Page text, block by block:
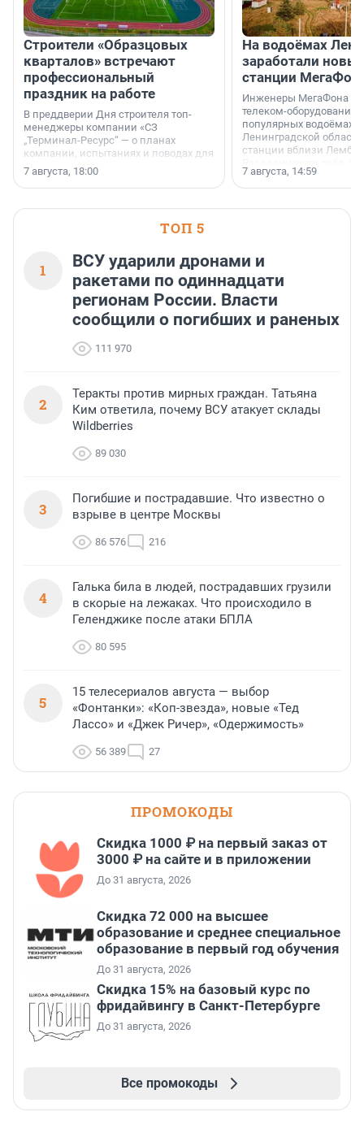
Строители «Образцовых
кварталов» встречают
профессиональный
праздник на работе
В преддверии Дня строителя топ-
менеджеры компании «СЗ
„Терминал-Ресурс“ — о планах
компании, испытаниях и поводах для
осторожного оптимизма.
7 августа, 18:00
На водоёмах
заработали
станции
Инженеры МегаФона
телеком-оборудование
популярных водоёмах
Ленинградской
станции вблизи
недалеко от Большого
водопада.
7 августа, 14:59
ТОП 5
1
ВСУ ударили дронами и
ракетами по одиннадцати
регионам России. Власти
сообщили о погибших и раненых
111 970
2
Теракты против мирных граждан. Татьяна
Ким ответила, почему ВСУ атакует склады
Wildberries
89 030
3
Погибшие и пострадавшие. Что известно о
взрыве в центре Москвы
86 576 216
4
Галька била в людей, пострадавших грузили
в скорые на лежаках. Что происходило в
Геленджике после атаки БПЛА
80 595
5
15 телесериалов августа — выбор
«Фонтанки»: «Коп-звезда», новые «Тед
Лассо» и «Джек Ричер», «Одержимость»
56 389 27
ПРОМОКОДЫ
Скидка 1000 ₽ на первый заказ от
3000 ₽ на сайте и в приложении
До 31 августа, 2026
Скидка 72 000 на высшее
образование и среднее специальное
образование в первый год обучения
До 31 августа, 2026
Скидка 15% на базовый курс по
фридайвингу в Санкт-Петербурге
До 31 августа, 2026
Все промокоды